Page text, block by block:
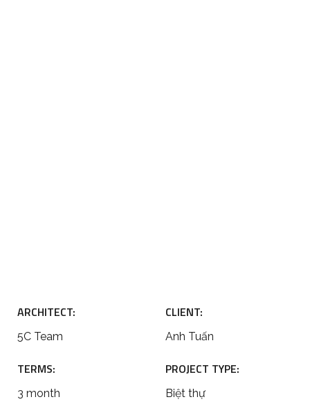
ARCHITECT:
5C Team
CLIENT:
Anh Tuấn
TERMS:
3 month
PROJECT TYPE:
Biệt thự